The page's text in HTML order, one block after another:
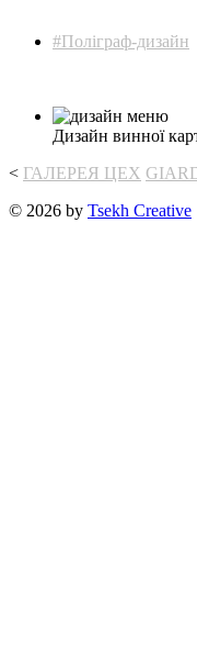
#Поліграф-дизайн
Дизайн винної
< ГАЛЕРЕЯ ЦЕХ
© 2026 by Tsekh Creative